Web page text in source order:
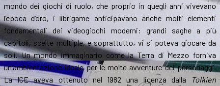
mondo dei giochi di ruolo, che proprio in quegli anni vivevano
l’epoca d’oro, i librigame anticipavano anche molti elementi
fondamentali dei videogiochi moderni: grandi saghe a più
capitoli, scelte multiple, e soprattutto, vi si poteva giocare da
soli. Un mondo immaginario come la Terra di Mezzo forniva
un’ambientazione ideale per le molte avventure dei personaggi.
La ICE aveva ottenuto nel 1982 una licenza dalla
Tolkien